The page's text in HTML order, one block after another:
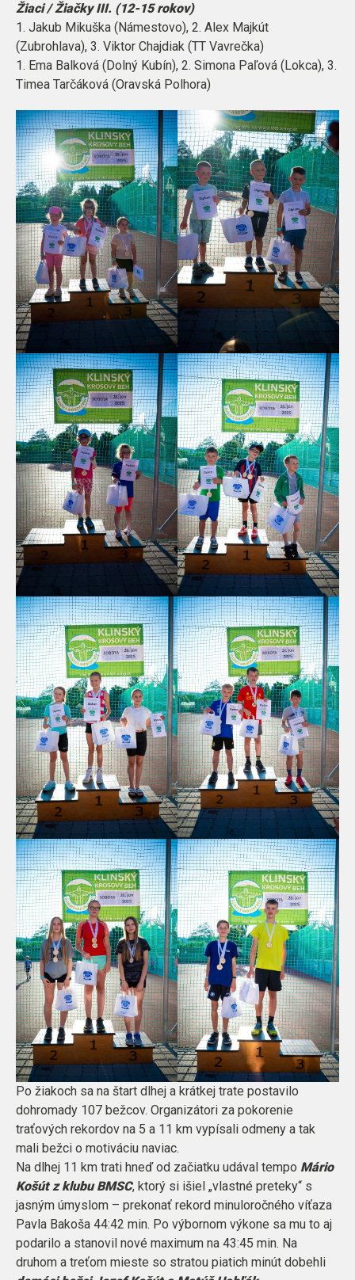
Žiaci / Žiačky III. (12-15 rokov)
1. Jakub Mikuška (Námestovo), 2. Alex Majkút
(Zubrohlava), 3. Viktor Chajdiak (TT Vavrečka)
1. Ema Balková (Dolný Kubín), 2. Simona Paľová (Lokca), 3.
Timea Tarčáková (Oravská Polhora)
Po žiakoch sa na štart dlhej a krátkej trate postavilo
dohromady 107 bežcov. Organizátori za pokorenie
traťových rekordov na 5 a 11 km vypísali odmeny a tak
mali bežci o motiváciu naviac.
Na dlhej 11 km trati hneď od začiatku udával tempo Mário
Košút z klubu BMSC, ktorý si išiel „vlastné preteky“ s
jasným úmyslom – prekonať rekord minuloročného víťaza
Pavla Bakoša 44:42 min. Po výbornom výkone sa mu to aj
podarilo a stanovil nové maximum na 43:45 min. Na
druhom a treťom mieste so stratou piatich minút dobehli